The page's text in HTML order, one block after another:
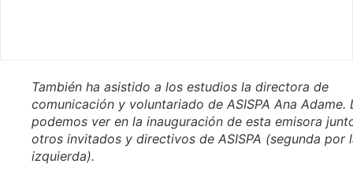
También ha asistido a los estudios la directora de
comunicación y voluntariado de ASISPA Ana Adame.
podemos ver en la inauguración de esta emisora
otros invitados y directivos de ASISPA (segunda por
izquierda).